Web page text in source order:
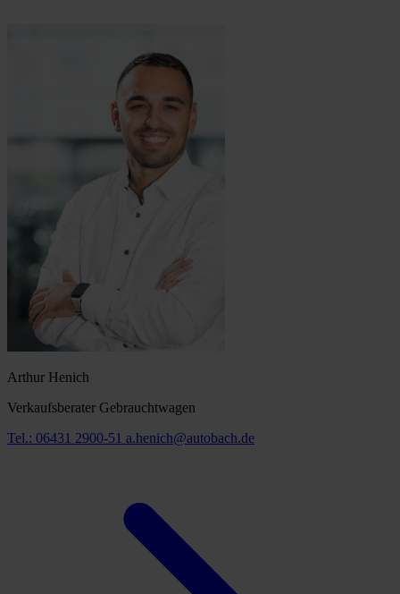
Arthur Henich
Verkaufsberater Gebrauchtwagen
Tel.: 06431 2900-51 a.henich@autobach.de